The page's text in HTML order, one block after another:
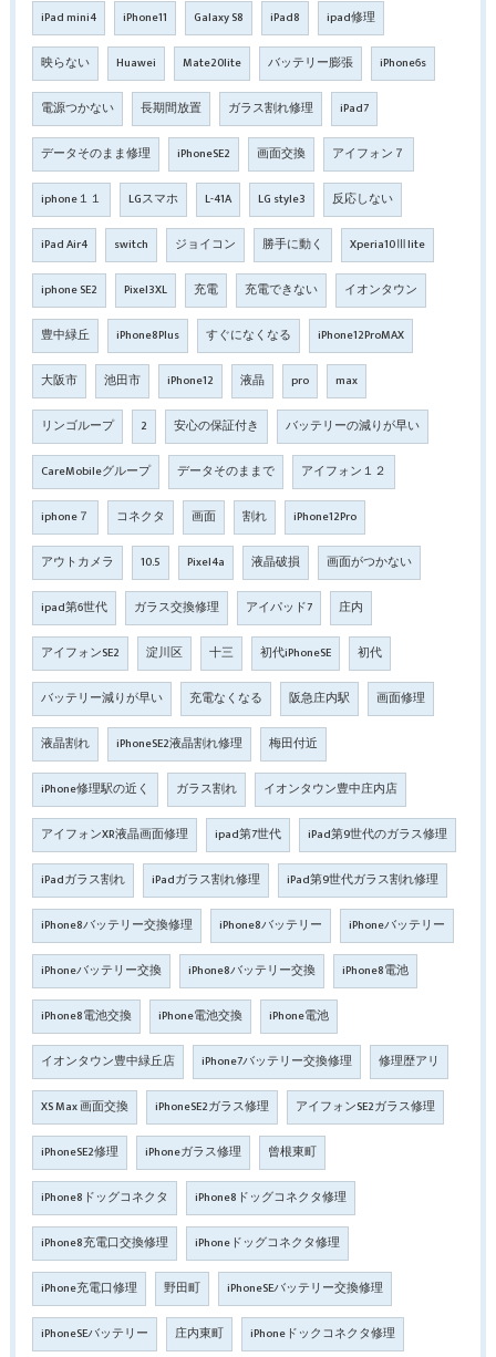
iPad mini4 iPhone11 Galaxy S8 iPad8 ipad修理
映らない Huawei Mate20lite バッテリー膨張 iPhone6s
電源つかない 長期間放置 ガラス割れ修理 iPad7
データそのまま修理 iPhoneSE2 画面交換 アイフォン７
iphone１１ LGスマホ L-41A LG style3 反応しない
iPad Air4 switch ジョイコン 勝手に動く Xperia10Ⅲlite
iphone SE2 Pixel3XL 充電 充電できない イオンタウン
豊中緑丘 iPhone8Plus すぐになくなる iPhone12ProMAX
大阪市 池田市 iPhone12 液晶 pro max
リンゴループ 2 安心の保証付き バッテリーの減りが早い
CareMobileグループ データそのままで アイフォン１２
iphone７ コネクタ 画面 割れ iPhone12Pro
アウトカメラ 10.5 Pixel4a 液晶破損 画面がつかない
ipad第6世代 ガラス交換修理 アイパッド7 庄内
アイフォンSE2 淀川区 十三 初代iPhoneSE 初代
バッテリー減りが早い 充電なくなる 阪急庄内駅 画面修理
液晶割れ iPhoneSE2液晶割れ修理 梅田付近
iPhone修理駅の近く ガラス割れ イオンタウン豊中庄内店
アイフォンXR液晶画面修理 ipad第7世代 iPad第9世代のガラス修理
iPadガラス割れ iPadガラス割れ修理 iPad第9世代ガラス割れ修理
iPhone8バッテリー交換修理 iPhone8バッテリー iPhoneバッテリー
iPhoneバッテリー交換 iPhone8バッテリー交換 iPhone8電池
iPhone8電池交換 iPhone電池交換 iPhone電池
イオンタウン豊中緑丘店 iPhone7バッテリー交換修理 修理歴アリ
XS Max 画面交換 iPhoneSE2ガラス修理 アイフォンSE2ガラス修理
iPhoneSE2修理 iPhoneガラス修理 曾根東町
iPhone8ドッグコネクタ iPhone8ドッグコネクタ修理
iPhone8充電口交換修理 iPhoneドッグコネクタ修理
iPhone充電口修理 野田町 iPhoneSEバッテリー交換修理
iPhoneSEバッテリー 庄内東町 iPhoneドックコネクタ修理